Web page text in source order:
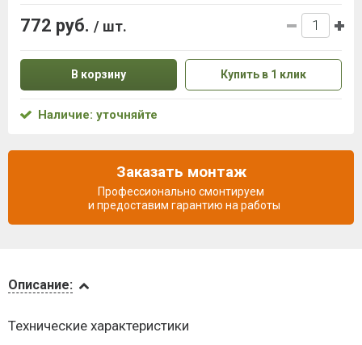
и оплата
Описание:
Технические характеристики
772 руб. / шт.
В корзину Купить в 1 клик
Наличие: уточняйте
Заказать монтаж
Профессионально смонтируем
и предоставим гарантию на работы